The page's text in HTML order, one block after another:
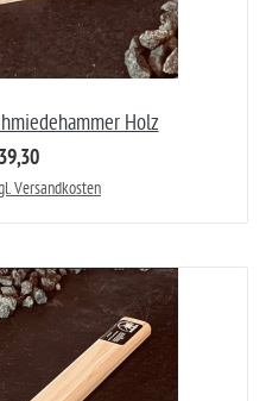
Holz
Versandkosten